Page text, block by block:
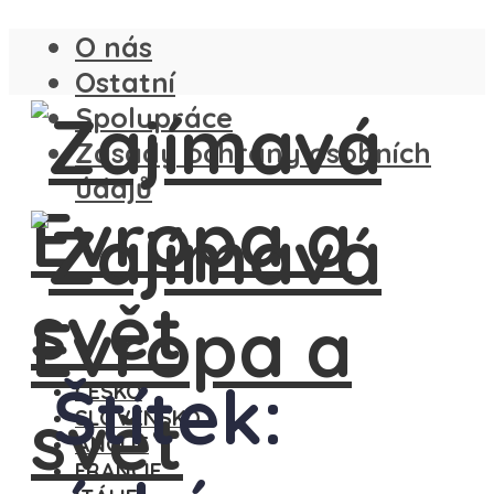
O nás
Ostatní
Spolupráce
Zásady ochrany osobních
údajů
ČESKO
SLOVENSKO
ANGLIE
FRANCIE
Štítek: